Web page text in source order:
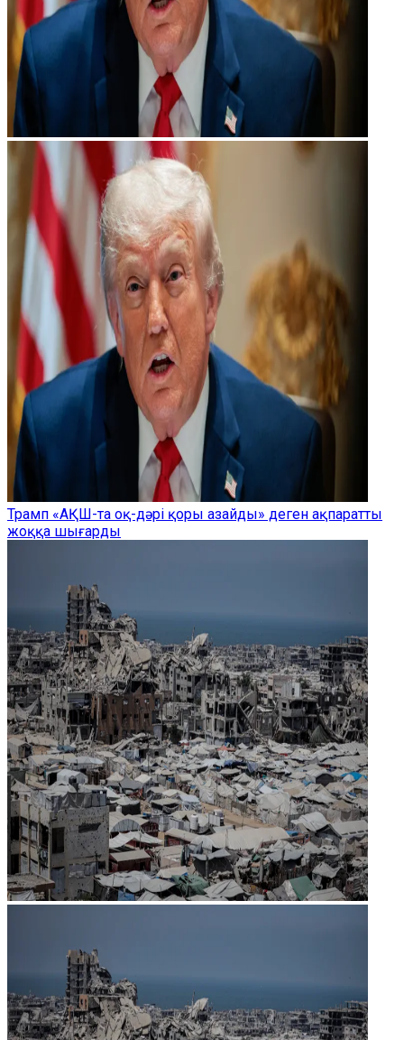
Трамп «АҚШ-та оқ-дәрі қоры азайды» деген ақпаратты
жоққа шығарды